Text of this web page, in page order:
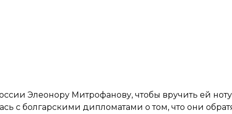
Элеонору Митрофанову, чтобы вручить ей ноту
с болгарскими дипломатами о том, что они